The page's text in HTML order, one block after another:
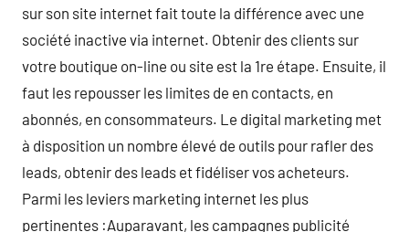
sur son site internet fait toute la différence avec une
société inactive via internet. Obtenir des clients sur
votre boutique on-line ou site est la 1re étape. Ensuite, il
faut les repousser les limites de en contacts, en
abonnés, en consommateurs. Le digital marketing met
à disposition un nombre élevé de outils pour rafler des
leads, obtenir des leads et fidéliser vos acheteurs.
Parmi les leviers marketing internet les plus
pertinentes :Auparavant, les campagnes publicité